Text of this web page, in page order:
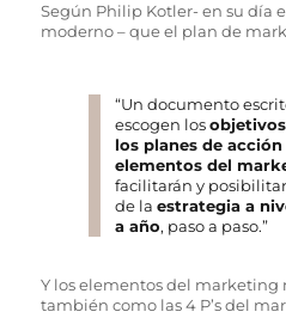
Según Philip Kotler- en su día
moderno – que el plan de
“Un documento
escogen los
los planes de acción
elementos del
facilitarán y
de laestrategia a
a año, paso a paso.”
Y los elementos del marketing
también como las 4 P’s del